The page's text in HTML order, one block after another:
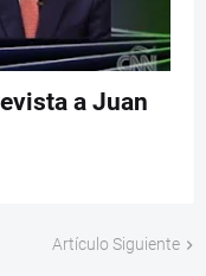
a Juan
Artículo Siguiente